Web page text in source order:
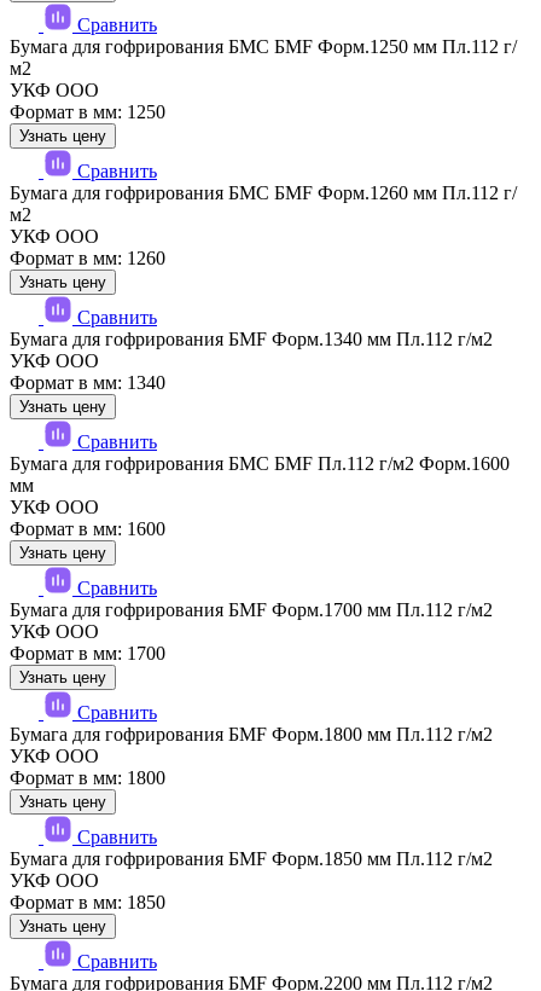
Сравнить
Бумага для гофрирования БМС БМF Форм.1250 мм Пл.112 г/
м2
УКФ ООО
Формат в мм: 1250
Узнать цену
Сравнить
Бумага для гофрирования БМС БМF Форм.1260 мм Пл.112 г/
м2
УКФ ООО
Формат в мм: 1260
Узнать цену
Сравнить
Бумага для гофрирования БМF Форм.1340 мм Пл.112 г/м2
УКФ ООО
Формат в мм: 1340
Узнать цену
Сравнить
Бумага для гофрирования БМС БМF Пл.112 г/м2 Форм.1600
мм
УКФ ООО
Формат в мм: 1600
Узнать цену
Сравнить
Бумага для гофрирования БМF Форм.1700 мм Пл.112 г/м2
УКФ ООО
Формат в мм: 1700
Узнать цену
Сравнить
Бумага для гофрирования БМF Форм.1800 мм Пл.112 г/м2
УКФ ООО
Формат в мм: 1800
Узнать цену
Сравнить
Бумага для гофрирования БМF Форм.1850 мм Пл.112 г/м2
УКФ ООО
Формат в мм: 1850
Узнать цену
Сравнить
Бумага для гофрирования БМF Форм.2200 мм Пл.112 г/м2